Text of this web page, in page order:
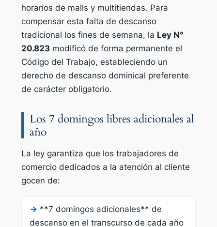
horarios de malls y multitiendas. Para
compensar esta falta de descanso
tradicional los fines de semana, la Ley N°
20.823modificó de forma permanente el
Código del Trabajo, estableciendo un
derecho de descanso dominical preferente
de carácter obligatorio.
Los 7 domingos libres adicionales al
año
La ley garantiza que los trabajadores de
comercio dedicados a la atención al cliente
gocen de:
→ **7 domingos adicionales** de
descanso en el transcurso de cada año